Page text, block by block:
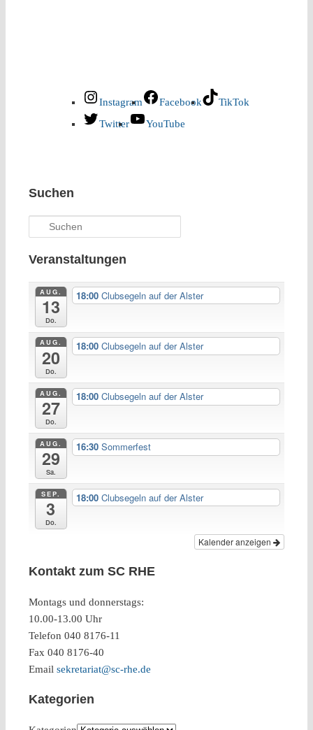
Instagram Facebook
TikTok
Twitter
YouTube
Suchen
Suchen
Veranstaltungen
AUG.
13
Do.
18:00Clubsegeln auf der Alster
AUG.
20
Do.
18:00Clubsegeln auf der Alster
AUG.
27
Do.
18:00Clubsegeln auf der Alster
AUG.
29
Sa.
16:30Sommerfest
SEP.
3
Do.
18:00Clubsegeln auf der Alster
Kalender anzeigen
Kontakt zum SC RHE
Montags und donnerstags:
10.00-13.00 Uhr
Telefon 040 8176-11
Fax 040 8176-40
Email sekretariat@sc-rhe.de
Kategorien